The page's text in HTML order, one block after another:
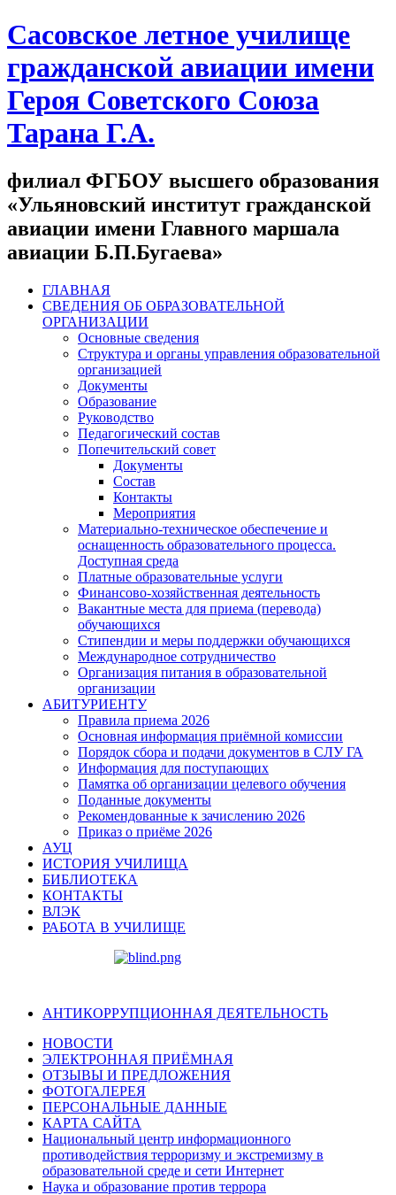
Сасовское летное училище
гражданской авиации имени
Героя Советского Союза
Тарана Г.А.
филиал ФГБОУ высшего образования
«Ульяновский институт гражданской
авиации имени Главного маршала
авиации Б.П.Бугаева»
ГЛАВНАЯ
СВЕДЕНИЯ ОБ ОБРАЗОВАТЕЛЬНОЙ
ОРГАНИЗАЦИИ
Основные сведения
Структура и органы управления образовательной
организацией
Документы
Образование
Руководство
Педагогический состав
Попечительский совет
Документы
Состав
Контакты
Мероприятия
Материально-техническое обеспечение и
оснащенность образовательного процесса.
Доступная среда
Платные образовательные услуги
Финансово-хозяйственная деятельность
Вакантные места для приема (перевода)
обучающихся
Стипендии и меры поддержки обучающихся
Международное сотрудничество
Организация питания в образовательной
организации
АБИТУРИЕНТУ
Правила приема 2026
Основная информация приёмной комиссии
Порядок сбора и подачи документов в СЛУ ГА
Информация для поступающих
Памятка об организации целевого обучения
Поданные документы
Рекомендованные к зачислению 2026
Приказ о приёме 2026
АУЦ
ИСТОРИЯ УЧИЛИЩА
БИБЛИОТЕКА
КОНТАКТЫ
ВЛЭК
РАБОТА В УЧИЛИЩЕ
АНТИКОРРУПЦИОННАЯ ДЕЯТЕЛЬНОСТЬ
НОВОСТИ
ЭЛЕКТРОННАЯ ПРИЁМНАЯ
ОТЗЫВЫ И ПРЕДЛОЖЕНИЯ
ФОТОГАЛЕРЕЯ
ПЕРСОНАЛЬНЫЕ ДАННЫЕ
КАРТА САЙТА
Национальный центр информационного
противодействия терроризму и экстремизму в
образовательной среде и сети Интернет
Наука и образование против террора